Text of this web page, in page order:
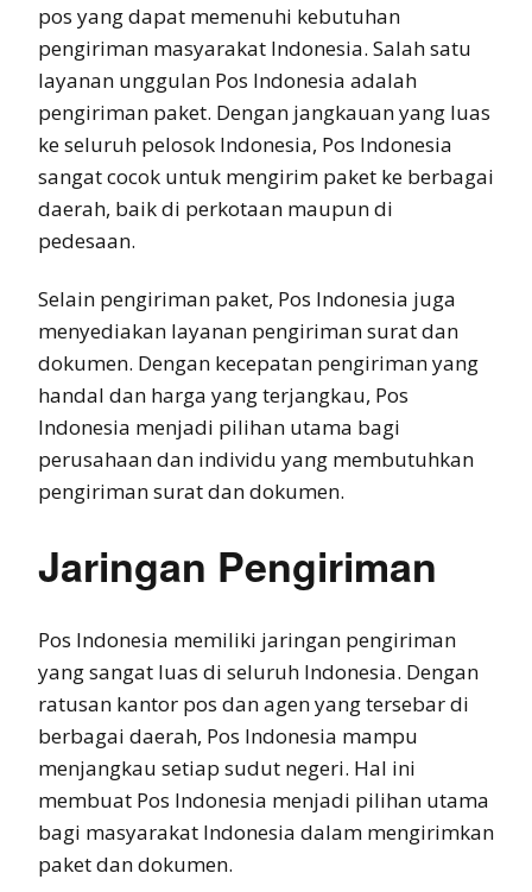
pos yang dapat memenuhi kebutuhan
pengiriman masyarakat Indonesia. Salah satu
layanan unggulan Pos Indonesia adalah
pengiriman paket. Dengan jangkauan yang luas
ke seluruh pelosok Indonesia, Pos Indonesia
sangat cocok untuk mengirim paket ke berbagai
daerah, baik di perkotaan maupun di
pedesaan.
Selain pengiriman paket, Pos Indonesia juga
menyediakan layanan pengiriman surat dan
dokumen. Dengan kecepatan pengiriman yang
handal dan harga yang terjangkau, Pos
Indonesia menjadi pilihan utama bagi
perusahaan dan individu yang membutuhkan
pengiriman surat dan dokumen.
Jaringan Pengiriman
Pos Indonesia memiliki jaringan pengiriman
yang sangat luas di seluruh Indonesia. Dengan
ratusan kantor pos dan agen yang tersebar di
berbagai daerah, Pos Indonesia mampu
menjangkau setiap sudut negeri. Hal ini
membuat Pos Indonesia menjadi pilihan utama
bagi masyarakat Indonesia dalam mengirimkan
paket dan dokumen.